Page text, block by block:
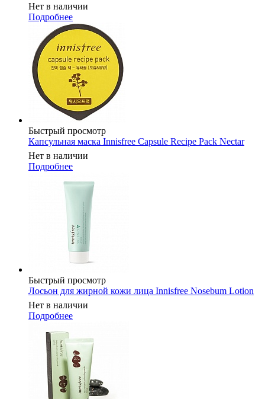
Нет в наличии
Подробнее
Быстрый просмотр
Капсульная маска Innisfree Сapsule Recipe Pack Nectar
Нет в наличии
Подробнее
Быстрый просмотр
Лосьон для жирной кожи лица Innisfree Nosebum Lotion
Нет в наличии
Подробнее